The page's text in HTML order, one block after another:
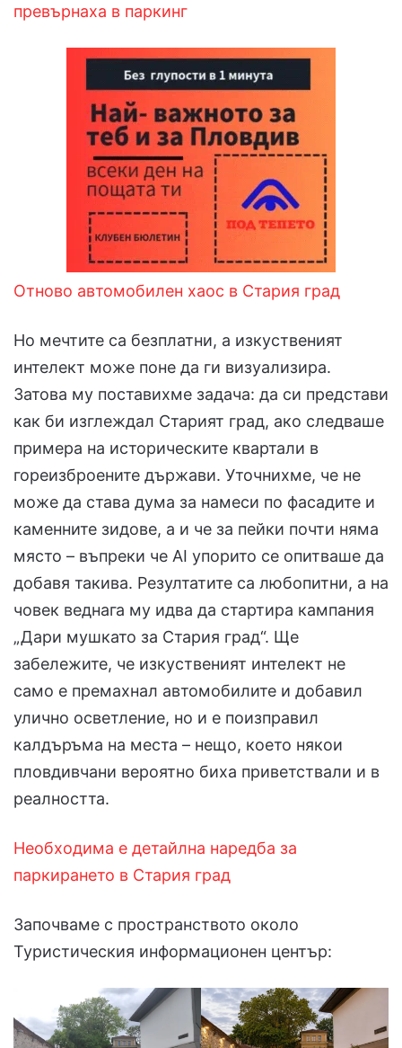
превърнаха в паркинг
Отново автомобилен хаос в Стария град
Но мечтите са безплатни, а изкуственият
интелект може поне да ги визуализира.
Затова му поставихме задача: да си представи
как би изглеждал Старият град, ако следваше
примера на историческите квартали в
гореизброените държави. Уточнихме, че не
може да става дума за намеси по фасадите и
каменните зидове, а и че за пейки почти няма
място – въпреки че AI упорито се опитваше да
добавя такива. Резултатите са любопитни, а на
човек веднага му идва да стартира кампания
„Дари мушкато за Стария град“. Ще
забележите, че изкуственият интелект не
само е премахнал автомобилите и добавил
улично осветление, но и е поизправил
калдъръма на места – нещо, което някои
пловдивчани вероятно биха приветствали и в
реалността.
Необходима е детайлна наредба за
паркирането в Стария град
Започваме с пространството около
Туристическия информационен център: